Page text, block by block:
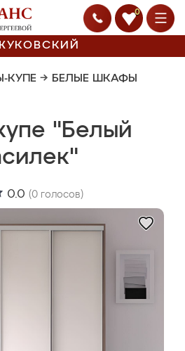
0
КУПЕ → БЕЛЫЕ ШКАФЫ
"Белый
0.0 (0 голосов)